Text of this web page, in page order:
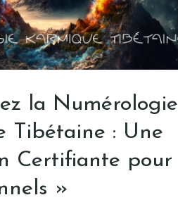
la Numérologie
Tibétaine : Une
Certifiante pour
»